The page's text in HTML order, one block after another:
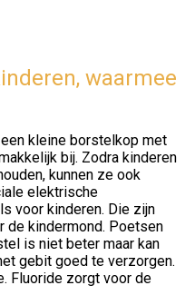
waarmee
kleine borstelkop met
bij. Zodra kinderen
kunnen ze ook
elektrische
voor kinderen. Die zijn
de kindermond. Poetsen
is niet beter maar kan
gebit goed te verzorgen.
Fluoride zorgt voor de